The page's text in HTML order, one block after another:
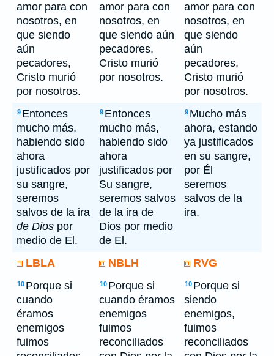
amor para con
nosotros, en
que siendo
aún
pecadores,
Cristo murió
por nosotros.
amor para con
nosotros, en
que siendo aún
pecadores,
Cristo murió
por nosotros.
amor para con
nosotros, en
que siendo
aún
pecadores,
Cristo murió
por nosotros.
9 Entonces
mucho más,
habiendo sido
ahora
justificados por
su sangre,
seremos
salvos de la ira
de Dios por
medio de El.
9 Entonces
mucho más,
habiendo sido
ahora
justificados por
Su sangre,
seremos salvos
de la ira de
Dios por medio
de El.
9 Mucho más
ahora, estando
ya justificados
en su sangre,
por Él
seremos
salvos de la
ira.
LBLA NBLH RVG
10 Porque si
cuando
éramos
enemigos
fuimos
10 Porque si
cuando éramos
enemigos
fuimos
reconciliados
10 Porque si
siendo
enemigos,
fuimos
reconciliados